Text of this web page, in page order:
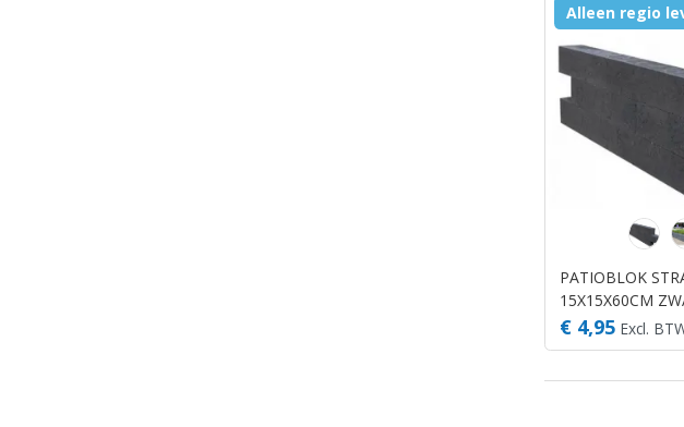
Alleen regio
PATIOBLOK
15X15X60CM
€ 4,95 Excl.